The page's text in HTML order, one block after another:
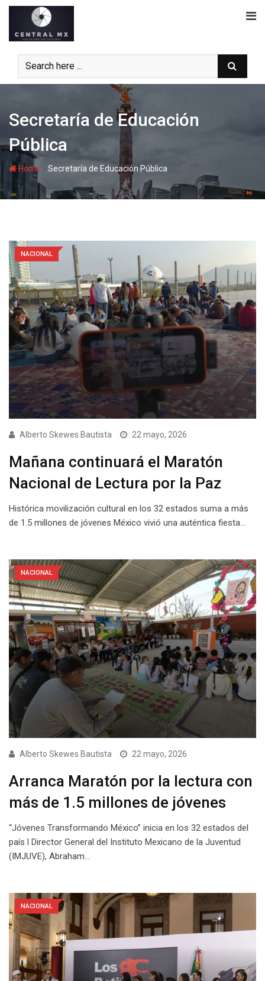
Skip
content
Secretaría de Educación
Pública
Home -Secretaría de Educación Pública
NACIONAL
Alberto Skewes Bautista 22 mayo, 2026
Mañana continuará el Maratón
Nacional de Lectura por la Paz
Histórica movilización cultural en los 32 estados suma a más
de 1.5 millones de jóvenes México vivió una auténtica fiesta…
NACIONAL
Alberto Skewes Bautista 22 mayo, 2026
Arranca Maratón por la lectura con
más de 1.5 millones de jóvenes
“Jóvenes Transformando México” inicia en los 32 estados del
país l Director General del Instituto Mexicano de la Juventud
(IMJUVE), Abraham…
NACIONAL